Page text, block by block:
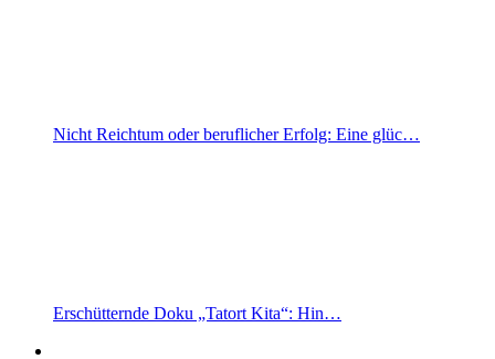
Nicht Reichtum oder beruflicher Erfolg: Eine glüc…
Erschütternde Doku „Tatort Kita“: Hin…